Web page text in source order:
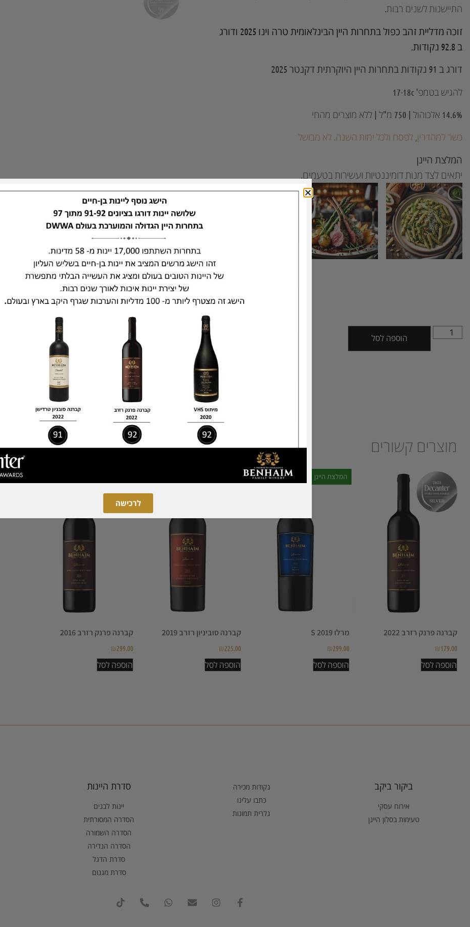
התיישנות לשנים רבות.
זוכה מדליית זהב כפול בתחרות היין הבינלאומית טרה וינו 2025 ודורג
ב 92.8 נקודות.
דורג ב 91 נקודות בתחרות היין היוקרתית דקנטר 2025
להגיש בטמפ' 17-18c
14.6% אלכוהול | 750 מ"ל | ללא מוצרים מהחי
כשר למהדרין, לפסח ולכל ימות השנה. לא מבושל
המלצת היינן
יתאים לצד מנות דומיננטיות ועשירות בטעמים.
הוספה לסל
מוצרים קשורים
קברנה פרנק רזרב 2022
₪179.00
הוספה לסל
המלצת היינן
מרלו S 2019
₪299.00
הוספה לסל
קברנה סוביניון רזרב 2019
₪225.00
הוספה לסל
קברנה פרנק רזרב 2016
₪299.00
הוספה לסל
ביקור ביקב
אירוח עסקי
טעימות בסלון היינן
נקודות מכירה
כתבו עלינו
גלרית תמונות
סדרת היינות
יינות לבנים
הסדרה המסורתית
הסדרה השמורה
הסדרה הנדירה
סדרת הדגל
סדרת מגנום
לרכישה